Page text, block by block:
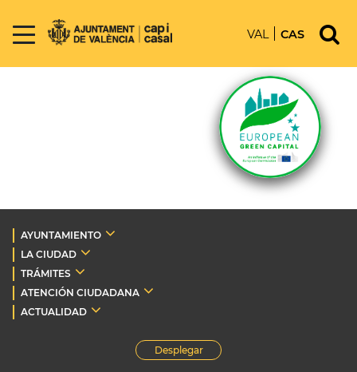
VAL CAS
AYUNTAMIENTO
LA CIUDAD
TRÁMITES
ATENCIÓN CIUDADANA
ACTUALIDAD
Desplegar